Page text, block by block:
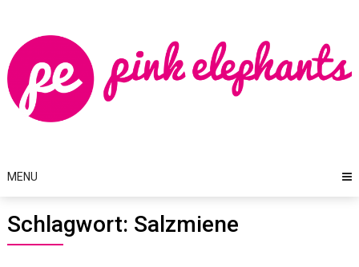
content
MENU
Schlagwort: Salzmiene